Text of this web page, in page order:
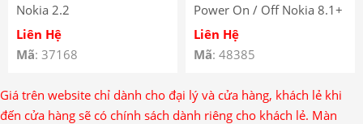
Nokia 2.2
Liên Hệ
Mã: 37168
Power On / Off Nokia 8.1+
– Dây Nguồn Volume
Nokia 8.1+ – Nokia 8.1
Flex
Liên Hệ
Mã: 48385
Giá trên website chỉ dành cho đại lý và cửa hàng, khách lẻ khi
đến cửa hàng sẽ có chính sách dành riêng cho khách lẻ. Màn